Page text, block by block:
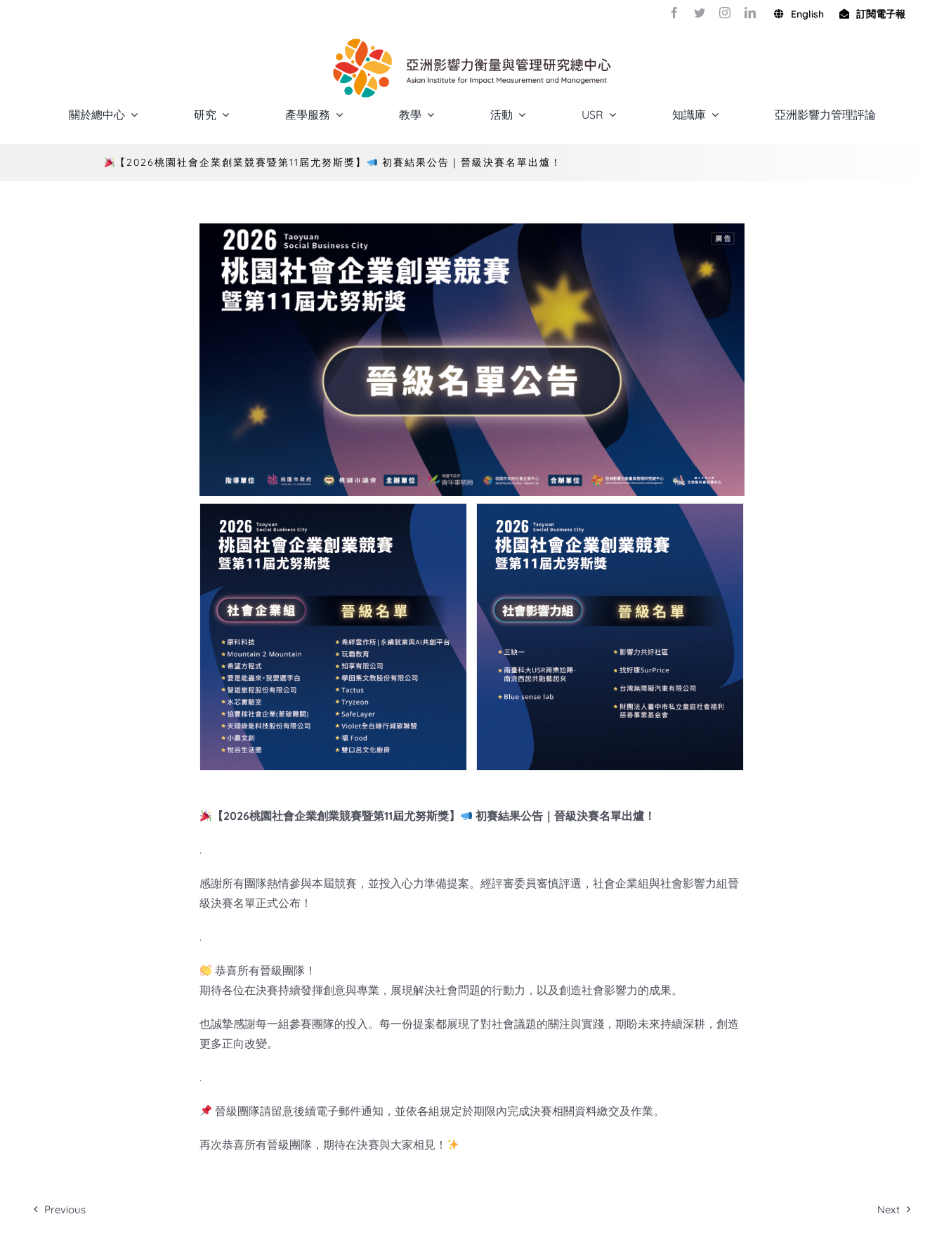
English 訂閱電子報
關於總中心 研究 產學服務 教學 活動 USR 知識庫 亞洲影響力管理評論
【2026桃園社會企業創業競賽暨第11屆尤努斯獎】 初賽結果公告｜晉級決賽名單出爐！
【2026桃園社會企業創業競賽暨第11屆尤努斯獎】 初賽結果公告｜晉級決賽名單出爐！
.
感謝所有團隊熱情參與本屆競賽，並投入心力準備提案。經評審委員審慎評選，社會企業組與社會影響力組晉
級決賽名單正式公布！
.
恭喜所有晉級團隊！
期待各位在決賽持續發揮創意與專業，展現解決社會問題的行動力，以及創造社會影響力的成果。
也誠摯感謝每一組參賽團隊的投入。每一份提案都展現了對社會議題的關注與實踐，期盼未來持續深耕，創造
更多正向改變。
.
晉級團隊請留意後續電子郵件通知，並依各組規定於期限內完成決賽相關資料繳交及作業。
再次恭喜所有晉級團隊，期待在決賽與大家相見！
Previous Next